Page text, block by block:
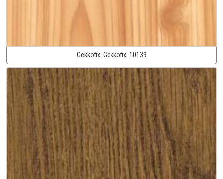
Gekkofix: Gekkofix: 10139